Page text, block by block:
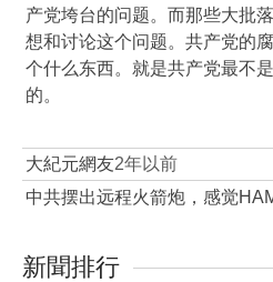
产党垮台的问题。而那些大批
想和讨论这个问题。共产党的
个什么东西。就是共产党最不
的。
大紀元網友2年以前
中共摆出远程火箭炮，感觉
新聞排行